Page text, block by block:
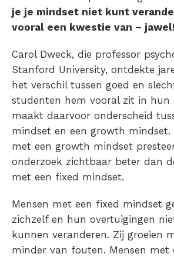
je je mindset niet kunt
vooral een kwestie van –
Carol Dweck, die professor
Stanford University, ontdekte
het verschil tussen goed en
studenten hem vooral zit in hun
maakt daarvoor onderscheid
mindset en een growth mindset.
met een growth mindset
onderzoek zichtbaar beter dan
met een fixed mindset.
Mensen met een fixed mindset
zichzelf en hun overtuigingen
kunnen veranderen. Zij groeien
minder van fouten. Mensen met